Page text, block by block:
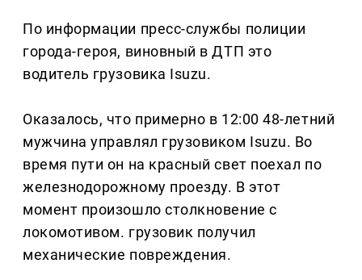
По информации пресс-службы полиции
города-героя, виновный в ДТП это
водитель грузовика Isuzu.
Оказалось, что примерно в 12:00 48-летний
мужчина управлял грузовиком Isuzu. Во
время пути он на красный свет поехал по
железнодорожному проезду. В этот
момент произошло столкновение с
локомотивом. грузовик получил
механические повреждения.